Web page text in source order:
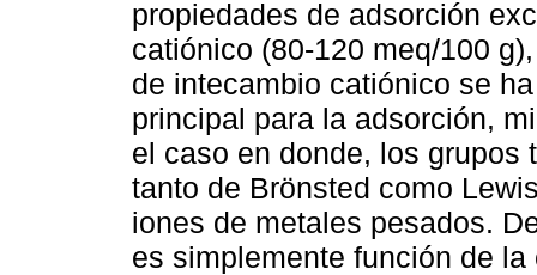
propiedades de adsorción
catiónico (80-120 meq/100
de intecambio catiónico se
principal para la adsorción,
el caso en donde, los grupos
tanto de Brönsted como
iones de metales pesados.
es simplemente función de